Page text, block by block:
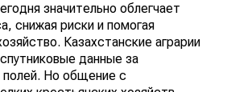
значительно облегчает
снижая риски и помогая
Казахстанские аграрии
данные за
Но общение с